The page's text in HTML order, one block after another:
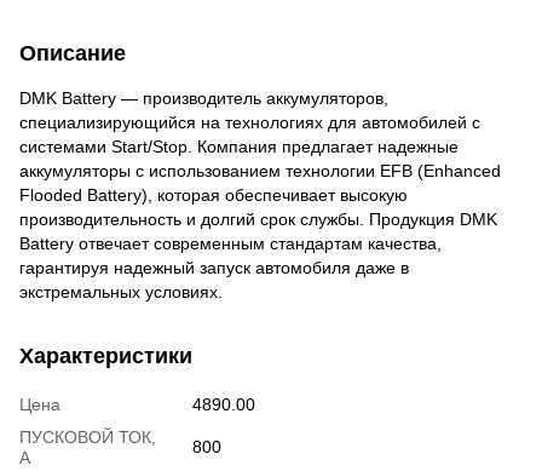
Описание
DMK Battery — производитель аккумуляторов,
специализирующийся на технологиях для автомобилей с
системами Start/Stop. Компания предлагает надежные
аккумуляторы с использованием технологии EFB (Enhanced
Flooded Battery), которая обеспечивает высокую
производительность и долгий срок службы. Продукция DMK
Battery отвечает современным стандартам качества,
гарантируя надежный запуск автомобиля даже в
экстремальных условиях.
Характеристики
Цена
4890.00
ПУСКОВОЙ ТОК,
А
800